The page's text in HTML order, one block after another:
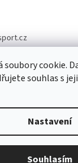
soubory cookie.
souhlas s
Nastavení
Souhlasím
přijaté nyní odešleme
Vytvořil
Značkový sport.